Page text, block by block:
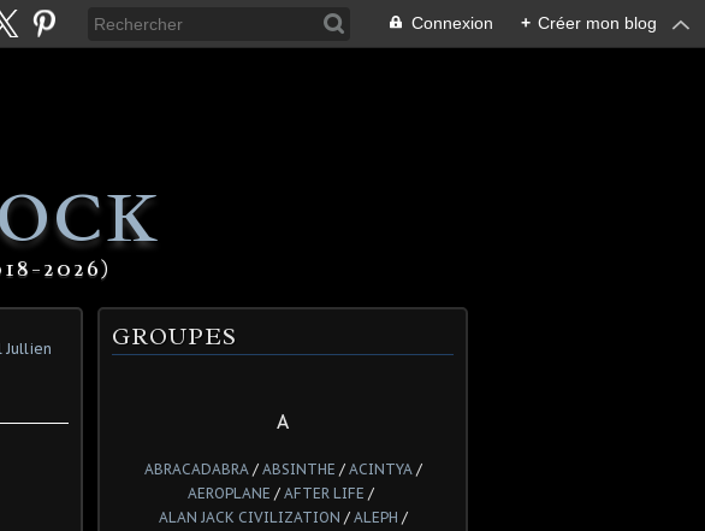
Connexion + Créer mon blog
2026)
Jullien GROUPES
A
ABRACADABRA/ ABSINTHE / ACINTYA/
AEROPLANE / AFTER LIFE /
ALAN JACK CIVILIZATION / ALEPH /